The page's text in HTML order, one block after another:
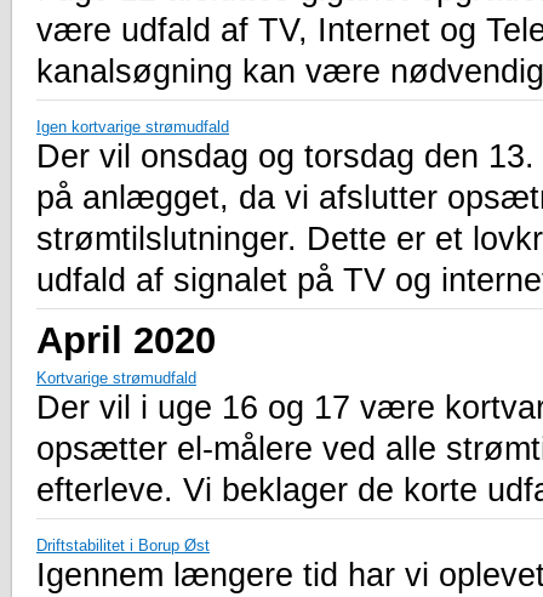
være udfald af TV, Internet og
kanalsøgning kan være
Igen kortvarige strømudfald
Der vil onsdag og torsdag den
på anlægget, da vi afslutter
strømtilslutninger. Dette er et
udfald af signalet på TV og
April 2020
Kortvarige strømudfald
Der vil i uge 16 og 17 være
opsætter el-målere ved alle
efterleve. Vi beklager de korte
Driftstabilitet i Borup Øst
Igennem længere tid har vi